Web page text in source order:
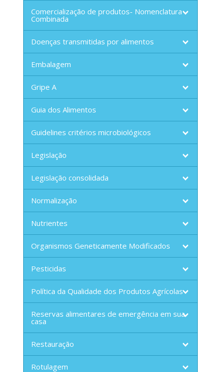
Comercialização de produtos- Nomenclatura
Combinada
Doenças transmitidas por alimentos
Embalagem
Gripe A
Guia dos Alimentos
Guidelines critérios microbiológicos
Legislação
Legislação consolidada
Normalização
Nutrientes
Organismos Geneticamente Modificados
Pesticidas
Política da Qualidade dos Produtos Agrícolas
Reservas alimentares de emergência em sua
casa
Restauração
Rotulagem